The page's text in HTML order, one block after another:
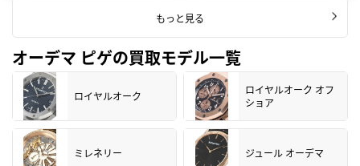
もっと見る
オーデマ ピゲの買取モデル一覧
ロイヤルオーク
ロイヤルオーク オフ
ショア
ミレネリー ジュール オーデマ